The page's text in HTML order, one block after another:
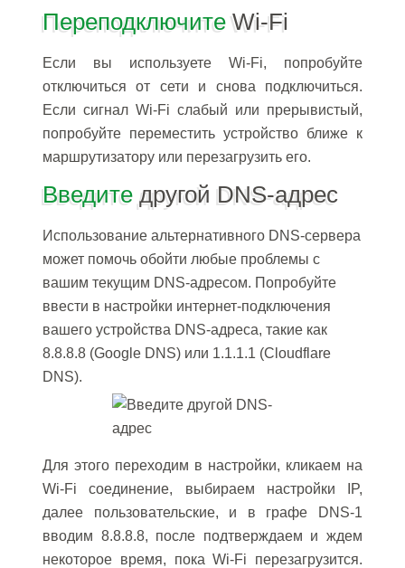
ПереподключитеWi-Fi
Если вы используете Wi-Fi, попробуйте
отключиться от сети и снова подключиться.
Если сигнал Wi-Fi слабый или прерывистый,
попробуйте переместить устройство ближе к
маршрутизатору или перезагрузить его.
Введитедругой DNS-адрес
Использование альтернативного DNS-сервера
может помочь обойти любые проблемы с
вашим текущим DNS-адресом. Попробуйте
ввести в настройки интернет-подключения
вашего устройства DNS-адреса, такие как
8.8.8.8 (Google DNS) или 1.1.1.1 (Cloudflare
DNS).
Для этого переходим в настройки, кликаем на
Wi-Fi соединение, выбираем настройки IP,
далее пользовательские, и в графе DNS-1
вводим 8.8.8.8, после подтверждаем и ждем
некоторое время, пока Wi-Fi перезагрузится.